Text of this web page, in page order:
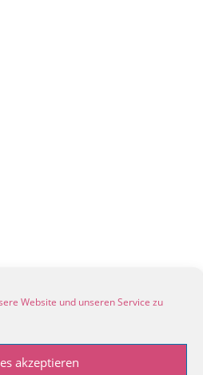
Website und unseren Service zu
akzeptieren